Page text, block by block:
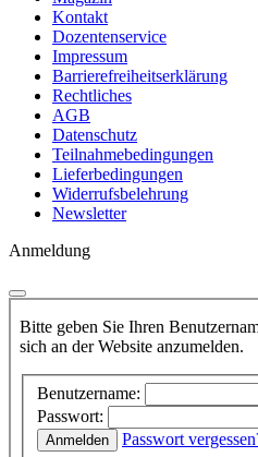
Kontakt
Dozentenservice
Impressum
Barrierefreiheitserklärung
Rechtliches
AGB
Datenschutz
Teilnahmebedingungen
Lieferbedingungen
Widerrufsbelehrung
Newsletter
Anmeldung